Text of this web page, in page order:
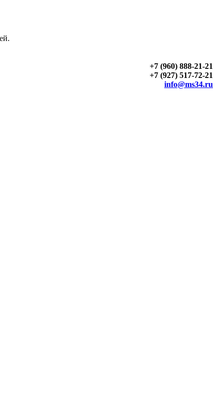
+7 (960) 888-21-21
+7 (927) 517-72-21
info@ms34.ru